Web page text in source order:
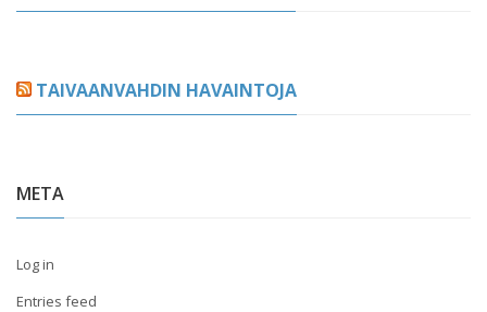
TAIVAANVAHDIN HAVAINTOJA
META
Log in
Entries feed